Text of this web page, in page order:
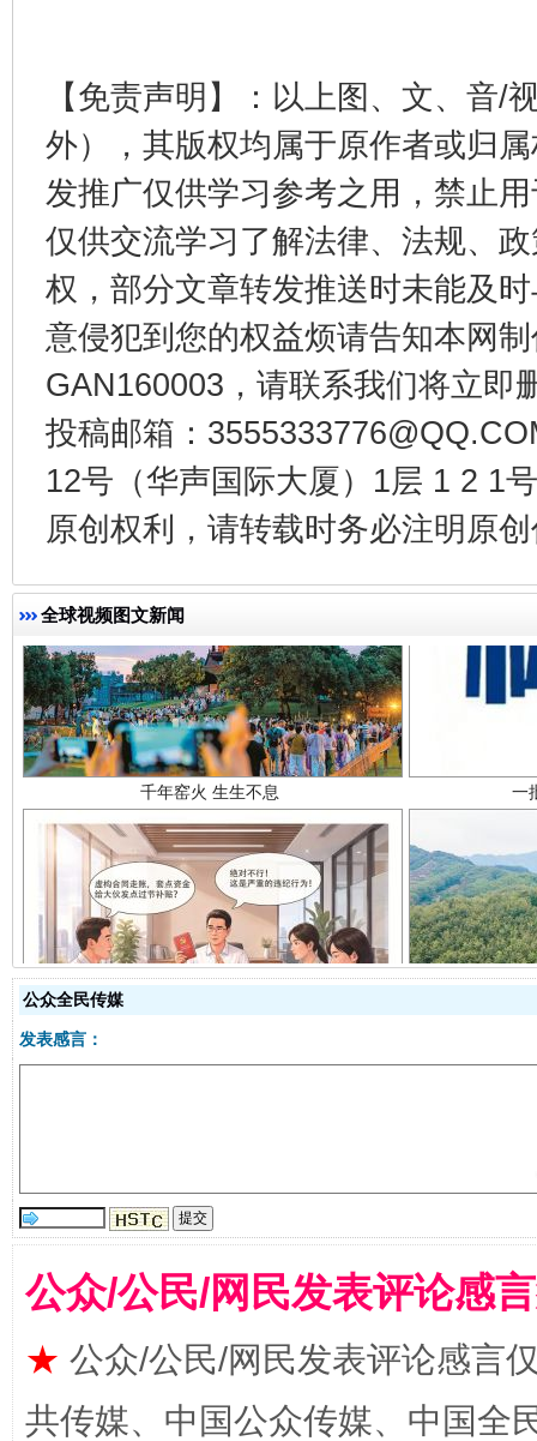
【免责声明】：以上图、文、音/
外），其版权均属于原作者或归
发推广仅供学习参考之用，禁止
仅供交流学习了解法律、法规、
权，部分文章转发推送时未能及
意侵犯到您的权益烦请告知本网
GAN160003，请联系我们将立即
投稿邮箱：
12号（华声国际大厦）1层 1 2 1
原创权利，请转载时务必注明原
全球视频图文新闻
东山县通报“牛蛙产品抗生素超标问题” 法
千年窑火 生生不息
揭开“小金库”的免责幌子
受贿1.44亿！段成刚被判无期 从幼
公众全民传媒
发表感言：
公众/公民/网民发表评论感
★ 公众/公民/网民发表评论感言
共传媒、中国公众传媒、中国全